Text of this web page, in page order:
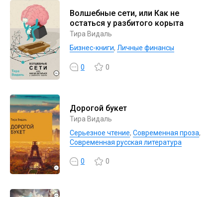
Волшебные сети, или Как не
остаться у разбитого корыта
Тира Видаль
Бизнес-книги, Личные финансы
0 0
Дорогой букет
Тира Видаль
Серьезное чтение, Современная проза,
Современная русская литература
0 0